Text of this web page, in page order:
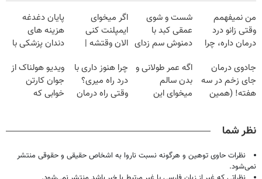
من نمیفهمم
وقتی زانو درد
درمان داره، چرا
تحمل میکنی؟❗
شست و شوی
عمقی کبد با
دمنوش سم زدای
اگر میخوای
ایمپلنت کنی
الان وقتشه |
میلیون تومان!!!
پایان دغدغه
هزینه های
دندان پزشکی با
خانگی
جادوی درمان
جای زخم در سه
هفته! (همین
اگه عمر طولانی و
بدن سالم
میخوای این
چرا هنوز داری با
درد راه میری؟
وقتی راه درمان
ویدیو هولناک از
جوان کارتن
خوابی که
نظر شما
نظرات حاوی توهین و هرگونه نسبت ناروا به اشخاص حقیقی و حقوقی منتشر
نمی‌شود.